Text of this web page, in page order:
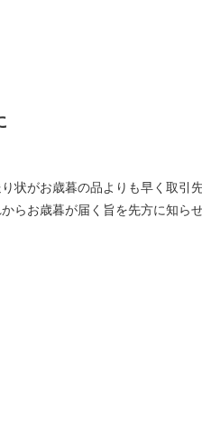
状がお歳暮の品よりも早く取引
らお歳暮が届く旨を先方に知ら